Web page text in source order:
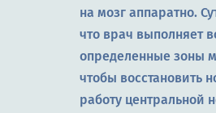
на мозг аппаратно.
что врач выполняет
определенные зоны
чтобы восстановить
работу центральной